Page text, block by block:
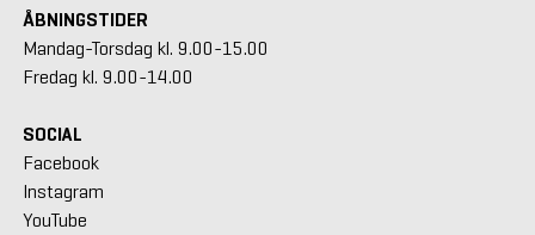
ÅBNINGSTIDER
Mandag-Torsdag kl. 9.00-15.00
Fredag kl. 9.00-14.00
SOCIAL
Facebook
Instagram
YouTube